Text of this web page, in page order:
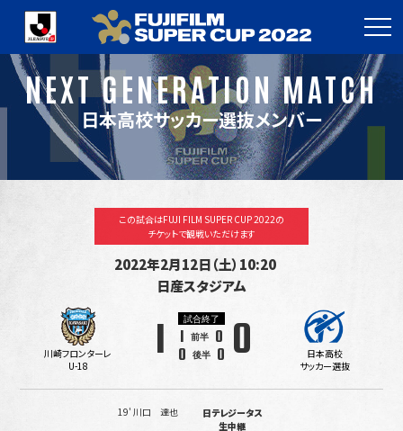
NEXT GENERATION MATCH
日本高校サッカー選抜メンバー
この試合はFUJI FILM SUPER CUP 2022の
チケットで観戦いただけます
2022年2月12日（土）10:20
日産スタジアム
川崎フロンターレ
U-18
1 試合終了
1 前半 0
0 後半 0 0
日本高校
サッカー選抜
19' 川口 達也
日テレジータス
生中継